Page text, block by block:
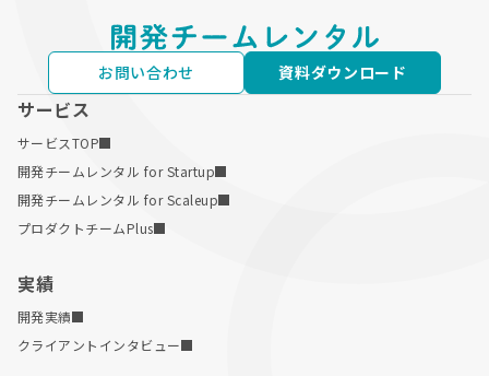
お問い合わせ 資料ダウンロード
サービス
サービスTOP
開発チームレンタル for Startup
開発チームレンタル for Scaleup
プロダクトチームPlus
実績
開発実績
クライアントインタビュー